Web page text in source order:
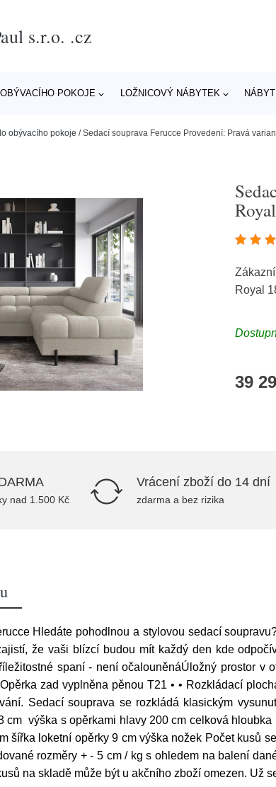
s.r.o. .cz
POKOJE LOŽNICOVÝ NÁBYTEK
obývacího pokoje /Sedací souprava Ferucce Provedení: Pravá
Royal
39
nad 1.500 Kč
Vrácení zboží do 14 dní
zdarma a bez rizika
Hledáte pohodlnou a stylovou sedací
že vaši blízcí budou mít každý den kde
spaní - není očalouněnáÚložný prostor
zad vyplněna pěnou T21 • • Rozkládací
Sedací souprava se rozkládá klasickým
cm výška s opěrkami hlavy 200 cm celková
šířka loketní opěrky 9 cm výška nožek Počet kusů
rozměry + - 5 cm / kg s ohledem na balení
na skladě může být u akčního zboží omezen. Už